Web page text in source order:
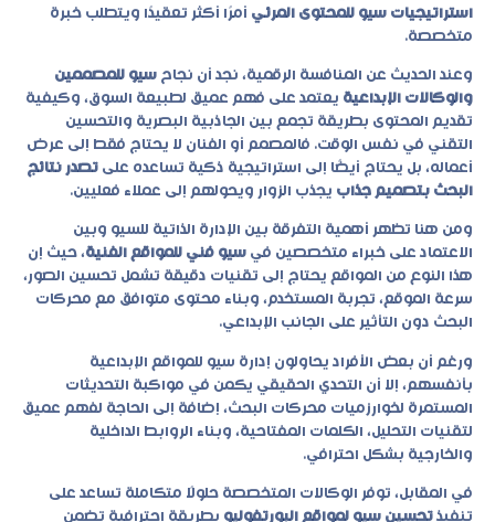
استراتيجيات سيو للمحتوى المرئي أمرًا أكثر تعقيدًا ويتطلب خبرة
متخصصة.
وعند الحديث عن المنافسة الرقمية، نجد أن نجاح سيو للمصممين
والوكالات الإبداعية يعتمد على فهم عميق لطبيعة السوق، وكيفية
تقديم المحتوى بطريقة تجمع بين الجاذبية البصرية والتحسين
التقني في نفس الوقت. فالمصمم أو الفنان لا يحتاج فقط إلى عرض
أعماله، بل يحتاج أيضًا إلى استراتيجية ذكية تساعده على تصدر نتائج
البحث بتصميم جذاب يجذب الزوار ويحولهم إلى عملاء فعليين.
ومن هنا تظهر أهمية التفرقة بين الإدارة الذاتية للسيو وبين
الاعتماد على خبراء متخصصين في سيو فني للمواقع الفنية، حيث إن
هذا النوع من المواقع يحتاج إلى تقنيات دقيقة تشمل تحسين الصور،
سرعة الموقع، تجربة المستخدم، وبناء محتوى متوافق مع محركات
البحث دون التأثير على الجانب الإبداعي.
ورغم أن بعض الأفراد يحاولون إدارة سيو للمواقع الإبداعية
بأنفسهم، إلا أن التحدي الحقيقي يكمن في مواكبة التحديثات
المستمرة لخوارزميات محركات البحث، إضافة إلى الحاجة لفهم عميق
لتقنيات التحليل، الكلمات المفتاحية، وبناء الروابط الداخلية
والخارجية بشكل احترافي.
في المقابل، توفر الوكالات المتخصصة حلولًا متكاملة تساعد على
تنفيذ تحسين سيو لمواقع البورتفوليو بطريقة احترافية تضمن